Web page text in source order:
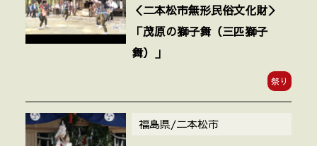
＜二本松市無形民俗文化財＞
「茂原の獅子舞（三匹獅子
舞）」
祭り
福島県/二本松市